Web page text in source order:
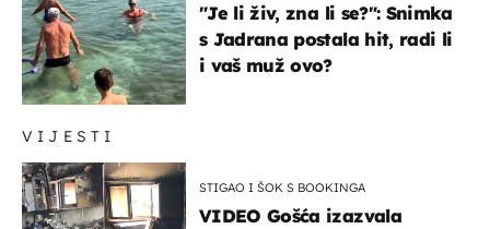
VIJESTI
STIGAO I ŠOK S BOOKINGA
VIDEO Gošća izazvala
"Je li živ, zna li se?": Snimka
s Jadrana postala hit, radi li
i vaš muž ovo?